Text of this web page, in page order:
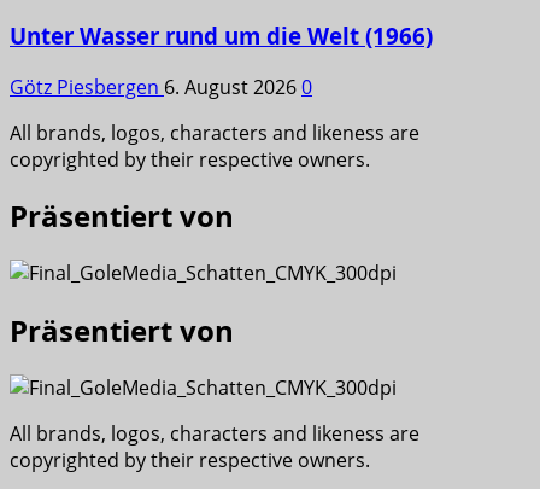
Unter Wasser rund um die Welt (1966)
Götz Piesbergen 6. August 20260
All brands, logos, characters and likeness are
copyrighted by their respective owners.
Präsentiert von
Präsentiert von
All brands, logos, characters and likeness are
copyrighted by their respective owners.